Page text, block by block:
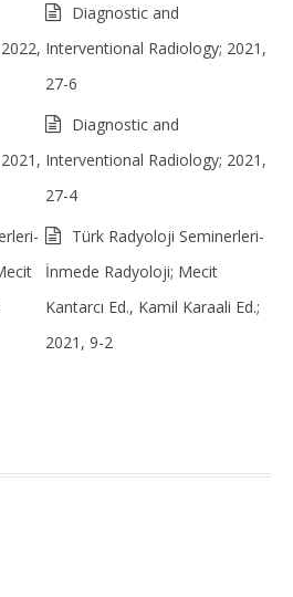
Diagnostic and
Interventional Radiology; 2021,
27-6
Diagnostic and
Interventional Radiology; 2021,
27-4
Türk Radyoloji Seminerleri-
İnmede Radyoloji; Mecit
Kantarcı Ed., Kamil Karaali Ed.;
2021, 9-2